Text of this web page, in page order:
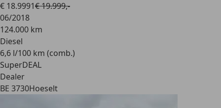
€ 18.9991€ 19.999,-
06/2018
124.000 km
Diesel
6,6 l/100 km (comb.)
SuperDEAL
Dealer
BE 3730Hoeselt